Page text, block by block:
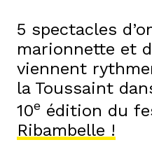
5 spectacles
marionnette et
viennent
la Toussaint
10e édition du
Ribambelle !